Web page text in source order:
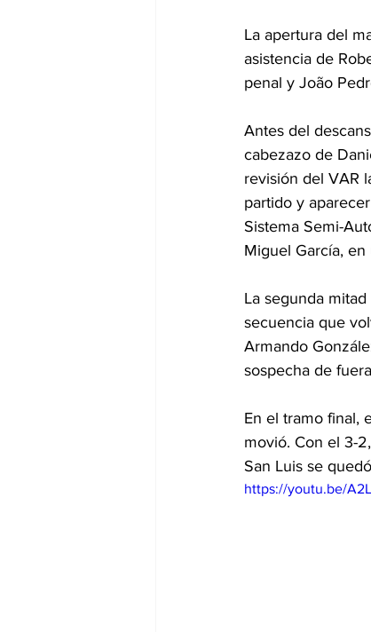
La apertura del
asistencia de
penal y João
Antes del
cabezazo de
revisión del VAR
partido y
Sistema Semi-
Miguel García,
La segunda
secuencia que
Armando
sospecha de
En el tramo final,
movió. Con el 3-
San Luis se
https://youtu.be/